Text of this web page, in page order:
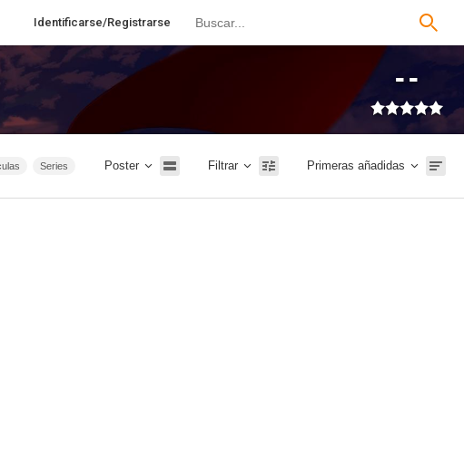
Identificarse/Registrarse
--
Series Poster Filtrar Primeras añadidas